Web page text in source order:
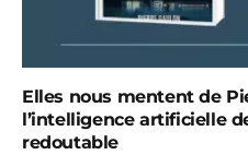
Elles nous mentent de
l’intelligence artificielle
redoutable